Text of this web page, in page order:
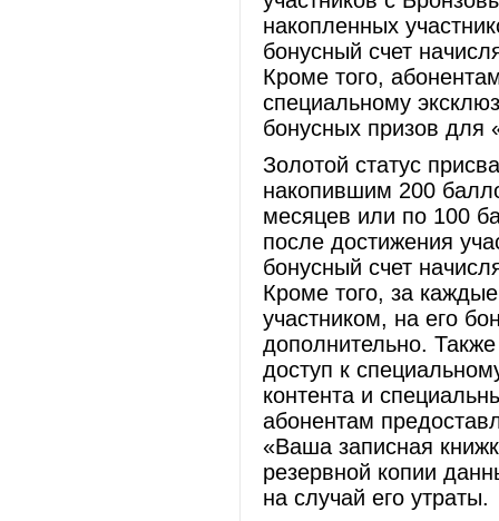
накопленных
бонусный счет
Кроме того,
специальному
бонусных призов для
Золотой статус
накопившим 200
месяцев или по 100
после достижения
бонусный счет
Кроме того, за
участником, на его
дополнительно.
доступ к
контента и
абонентам
«Ваша записная
резервной копии
на случай его утраты.